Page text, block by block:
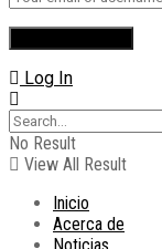
Log In
No Result
View All Result
Inicio
Acerca de